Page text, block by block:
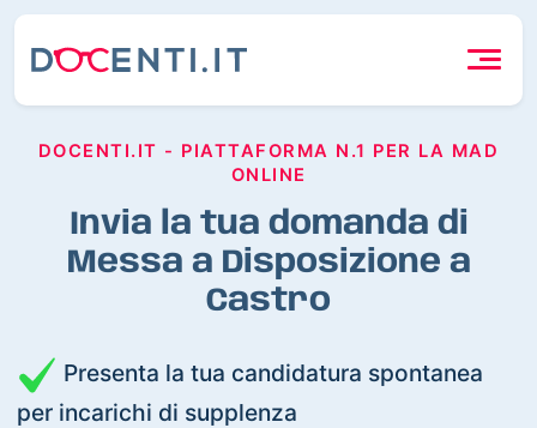
DOCENTI.IT - PIATTAFORMA N.1 PER LA MAD
ONLINE
Invia la tua domanda di
Messa a Disposizione a
Castro
Presenta la tua candidatura spontanea
per incarichi di supplenza